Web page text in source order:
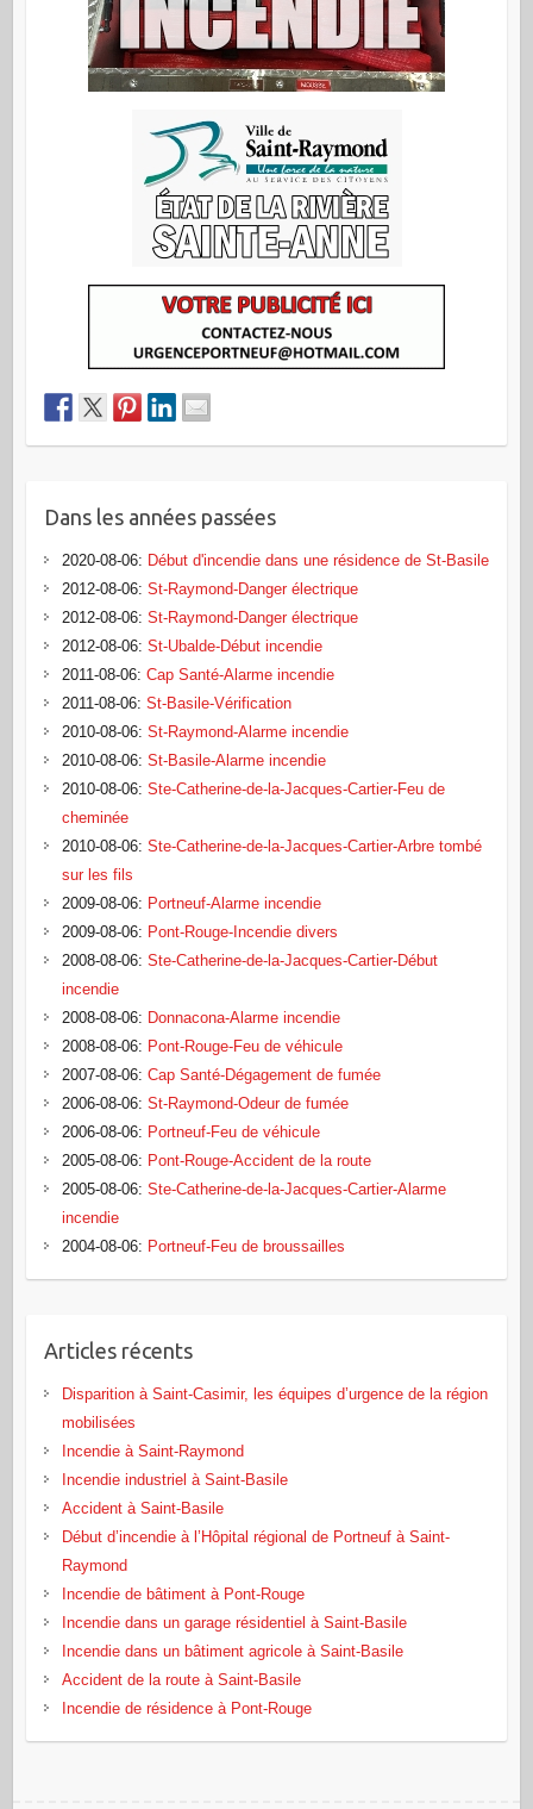
Dans les années passées
2020-08-06: Début d'incendie dans une résidence de St-Basile
2012-08-06: St-Raymond-Danger électrique
2012-08-06: St-Raymond-Danger électrique
2012-08-06: St-Ubalde-Début incendie
2011-08-06: Cap Santé-Alarme incendie
2011-08-06: St-Basile-Vérification
2010-08-06: St-Raymond-Alarme incendie
2010-08-06: St-Basile-Alarme incendie
2010-08-06: Ste-Catherine-de-la-Jacques-Cartier-Feu de
cheminée
2010-08-06: Ste-Catherine-de-la-Jacques-Cartier-Arbre tombé
sur les fils
2009-08-06: Portneuf-Alarme incendie
2009-08-06: Pont-Rouge-Incendie divers
2008-08-06: Ste-Catherine-de-la-Jacques-Cartier-Début
incendie
2008-08-06: Donnacona-Alarme incendie
2008-08-06: Pont-Rouge-Feu de véhicule
2007-08-06: Cap Santé-Dégagement de fumée
2006-08-06: St-Raymond-Odeur de fumée
2006-08-06: Portneuf-Feu de véhicule
2005-08-06: Pont-Rouge-Accident de la route
2005-08-06: Ste-Catherine-de-la-Jacques-Cartier-Alarme
incendie
2004-08-06: Portneuf-Feu de broussailles
Articles récents
Disparition à Saint-Casimir, les équipes d’urgence de la région
mobilisées
Incendie à Saint-Raymond
Incendie industriel à Saint-Basile
Accident à Saint-Basile
Début d’incendie à l’Hôpital régional de Portneuf à Saint-
Raymond
Incendie de bâtiment à Pont‑Rouge
Incendie dans un garage résidentiel à Saint‑Basile
Incendie dans un bâtiment agricole à Saint‑Basile
Accident de la route à Saint-Basile
Incendie de résidence à Pont-Rouge